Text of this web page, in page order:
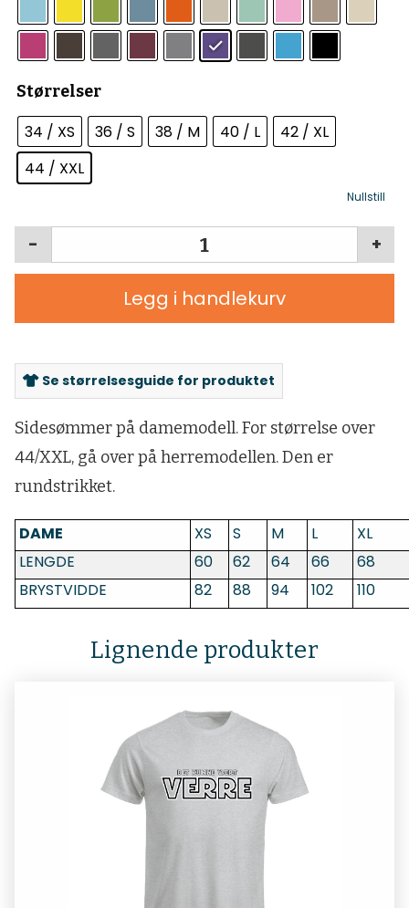
Størrelser
34 / XS 36 / S 38 / M 40 / L
42 / XL
44 / XXL
Nullstill
+
-
Legg i handlekurv
Se størrelsesguide for produktet
Sidesømmer på damemodell. For størrelse over
44/XXL, gå over på herremodellen. Den er
rundstrikket.
DAME XS S M L
XL
LENGDE
60 62 64 66
68
BRYSTVIDDE
82 88 94 102 110
Lignende produkter